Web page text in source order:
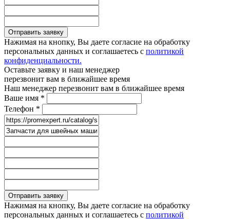
Отправить заявку
Нажимая на кнопку, Вы даете согласие на обработку
персональных данных и соглашаетесь с политикой
конфиденциальности.
Оставьте заявку и наш менеджер
перезвонит вам в ближайшее время
Наш менеджер перезвонит вам в ближайшее время
Ваше имя *
Телефон *
Отправить заявку
Нажимая на кнопку, Вы даете согласие на обработку
персональных данных и соглашаетесь с политикой